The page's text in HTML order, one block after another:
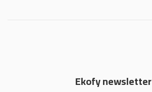
Ekofy newsletter